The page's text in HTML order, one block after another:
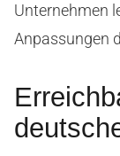
Unternehmen
Anpassungen